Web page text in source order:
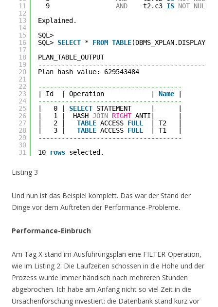
11
12
13
14
15
16
17
18
19
20
21
22
23
24
25
26
27
28
29
30
31
9 AND t2.c3 IS NOT NULL
Explained.
SQL>
SQL> SELECT * FROM TABLE(DBMS_XPLAN.DISPLAY(
PLAN_TABLE_OUTPUT
Plan hash value: 629543484
-------------------------------------
| Id  | Operation            | Name
-------------------------------------
|   0 | SELECT STATEMENT     |      |
|   1 |  HASH JOIN RIGHT ANTI|      |
|   2 | TABLE ACCESS FULL
| T2   |
|   3 | TABLE ACCESS FULL
| T1   |
-------------------------------------
10
rows selected.
Listing 3
Und nun ist das Beispiel komplett. Das war der Stand der
Dinge vor dem Auftreten der Performance-Probleme.
Performance-Einbruch
Am Tag X stand im Ausführungsplan eine FILTER-Operation,
wie im Listing 2. Die Laufzeiten schossen in die Höhe und der
Prozess wurde immer händisch nach mehreren Stunden
abgebrochen. Ich habe am Anfang nicht so viel Zeit in die
Ursachenforschung investiert: die Datenbank stand kurz vor